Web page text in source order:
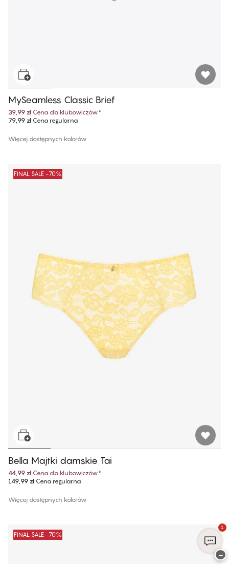
MySeamless Classic Brief
39,99 zł Cena dla klubowiczów*
79,99 złCena regularna
Więcej dostępnych kolorów
FINAL SALE -70%
Bella Majtki damskie Tai
44,99 zł Cena dla klubowiczów*
149,99 złCena regularna
Więcej dostępnych kolorów
FINAL SALE -70%
1
−